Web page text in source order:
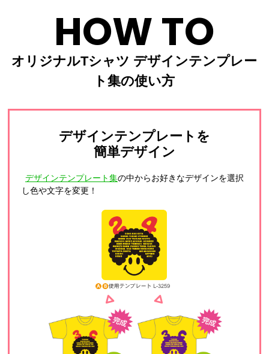
HOW TO
オリジナルTシャツ デザインテンプレー
ト集の使い方
デザインテンプレートを
簡単デザイン
デザインテンプレート集の中からお好きなデザインを選択
し色や文字を変更！